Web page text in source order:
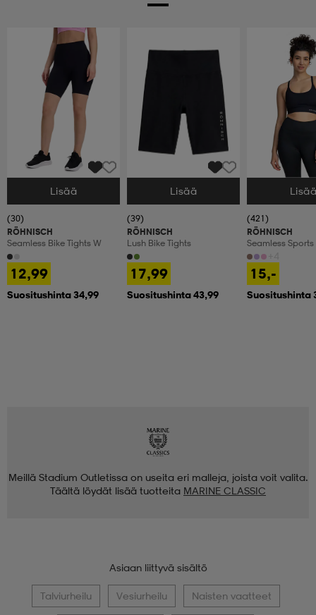
Valitse Koko
Lisää
(30)
RÖHNISCH
Seamless Bike Tights W
12,99
Suositushinta 34,99
Valitse Koko
Lisää
(39)
RÖHNISCH
Lush Bike Tights
17,99
Suositushinta 43,99
Valitse Koko
(421)
RÖHNISCH
Seamless Sports
15,-
Suositushinta
Meillä Stadium Outletissa on useita eri malleja, joista voit valita.
Täältä löydät lisää tuotteita MARINE CLASSIC
Asiaan liittyvä sisältö
Talviurheilu Vesiurheilu Naisten vaatteet